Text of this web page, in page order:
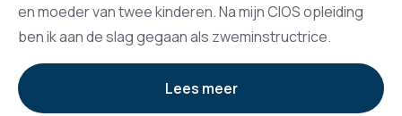
en moeder van twee kinderen. Na mijn CIOS opleiding
ben ik aan de slag gegaan als zweminstructrice.
Lees meer